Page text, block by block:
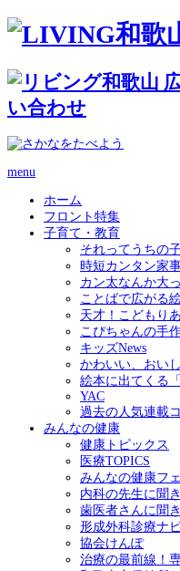
menu
ホーム
フロント特集
子育て・教育
それってうちの
時短カンタン家
カン太なんか大
ことばで広がる
天才！こどもり
こぴちゃんの手
キッズNews
かわいい、おい
絵本に出てくる
YAC
過去の人気連載
みんなの健康
健康トピックス
医療TOPICS
みんなの健康フ
内科の先生に聞
歯医者さんに聞
形成外科診療ナ
協会けんぽ
治療の最前線！